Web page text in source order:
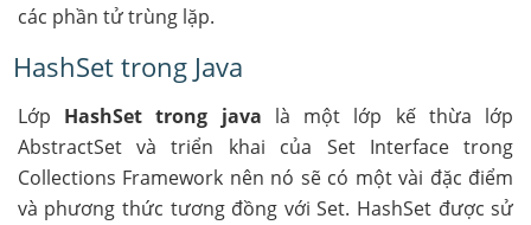
các phần tử trùng lặp.
HashSet trong Java
Lớp HashSet trong java là một lớp kế thừa lớp
AbstractSet và triển khai của Set Interface trong
Collections Framework nên nó sẽ có một vài đặc điểm
và phương thức tương đồng với Set. HashSet được sử